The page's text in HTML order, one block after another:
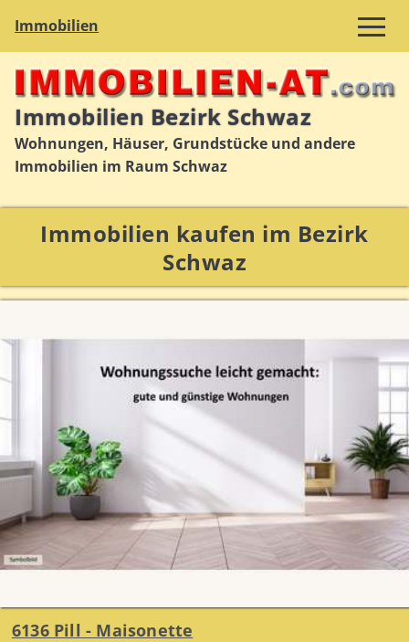
Immobilien
Immobilien Bezirk Schwaz
Wohnungen, Häuser, Grundstücke und andere
Immobilien im Raum Schwaz
Immobilien kaufen im Bezirk
Schwaz
6136 Pill - Maisonette